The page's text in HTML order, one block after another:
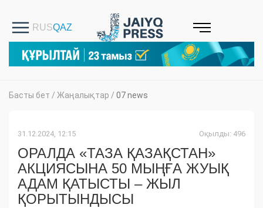
Басты бет / Жаңалықтар / 07 news
31.12.2024, 12:15 Оқылды: 496
ОРАЛДА «ТАЗА ҚАЗАҚСТАН»
АКЦИЯСЫНА 50 МЫҢҒА ЖУЫҚ
АДАМ ҚАТЫСТЫ – ЖЫЛ
ҚОРЫТЫНДЫСЫ